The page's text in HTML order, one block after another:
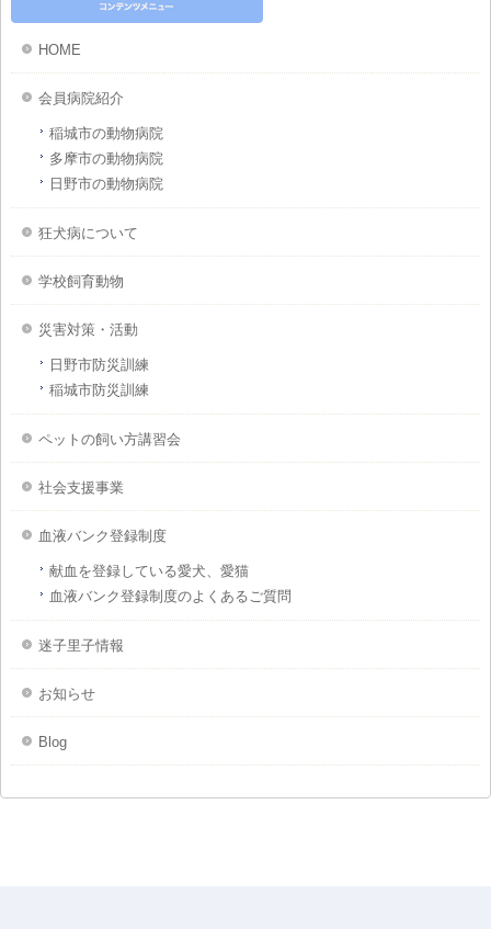
HOME
会員病院紹介
稲城市の動物病院
多摩市の動物病院
日野市の動物病院
狂犬病について
学校飼育動物
災害対策・活動
日野市防災訓練
稲城市防災訓練
ペットの飼い方講習会
社会支援事業
血液バンク登録制度
献血を登録している愛犬、愛猫
血液バンク登録制度のよくあるご質問
迷子里子情報
お知らせ
Blog